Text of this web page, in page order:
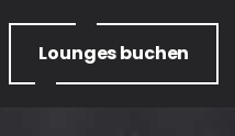
Loungesbuchen